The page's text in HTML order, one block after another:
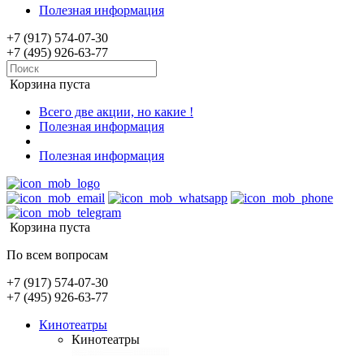
Полезная информация
+7 (917) 574-07-30
+7 (495) 926-63-77
Корзина пуста
Всего две акции, но какие !
Полезная информация
Полезная информация
Корзина пуста
По всем вопросам
+7 (917) 574-07-30
+7 (495) 926-63-77
Кинотеатры
Кинотеатры